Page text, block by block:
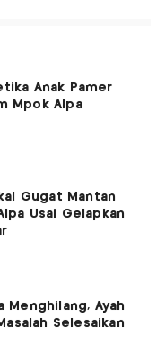
Anak Pamer
Mpok Alpa
Gugat Mantan
Usai Gelapkan
Menghilang, Ayah
Selesaikan